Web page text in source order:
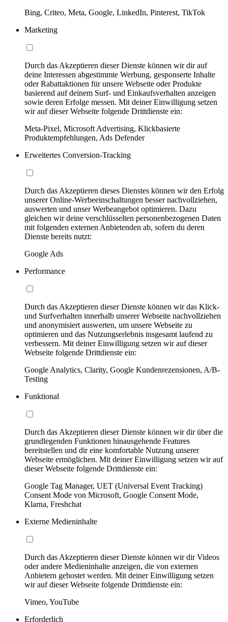
Bing, Criteo, Meta, Google, LinkedIn, Pinterest, TikTok
Marketing
Durch das Akzeptieren dieser Dienste können wir dir auf
deine Interessen abgestimmte Werbung, gesponserte Inhalte
oder Rabattaktionen für unsere Webseite oder Produkte
basierend auf deinem Surf- und Einkaufsverhalten anzeigen
sowie deren Erfolge messen. Mit deiner Einwilligung setzen
wir auf dieser Webseite folgende Drittdienste ein:
Meta-Pixel, Microsoft Advertising, Klickbasierte
Produktempfehlungen, Ads Defender
Erweitertes Conversion-Tracking
Durch das Akzeptieren dieses Dienstes können wir den Erfolg
unserer Online-Werbeeinschaltungen besser nachvollziehen,
auswerten und unser Werbeangebot optimieren. Dazu
gleichen wir deine verschlüsselten personenbezogenen Daten
mit folgenden externen Anbietenden ab, sofern du deren
Dienste bereits nutzt:
Google Ads
Performance
Durch das Akzeptieren dieser Dienste können wir das Klick-
und Surfverhalten innerhalb unserer Webseite nachvollziehen
und anonymisiert auswerten, um unsere Webseite zu
optimieren und das Nutzungserlebnis insgesamt laufend zu
verbessern. Mit deiner Einwilligung setzen wir auf dieser
Webseite folgende Drittdienste ein:
Google Analytics, Clarity, Google Kundenrezensionen, A/B-
Testing
Funktional
Durch das Akzeptieren dieser Dienste können wir dir über die
grundlegenden Funktionen hinausgehende Features
bereitstellen und dir eine komfortable Nutzung unserer
Webseite ermöglichen. Mit deiner Einwilligung setzen wir auf
dieser Webseite folgende Drittdienste ein:
Google Tag Manager, UET (Universal Event Tracking)
Consent Mode von Microsoft, Google Consent Mode,
Klarna, Freshchat
Externe Medieninhalte
Durch das Akzeptieren dieser Dienste können wir dir Videos
oder andere Medieninhalte anzeigen, die von externen
Anbietern gehostet werden. Mit deiner Einwilligung setzen
wir auf dieser Webseite folgende Drittdienste ein:
Vimeo, YouTube
Erforderlich